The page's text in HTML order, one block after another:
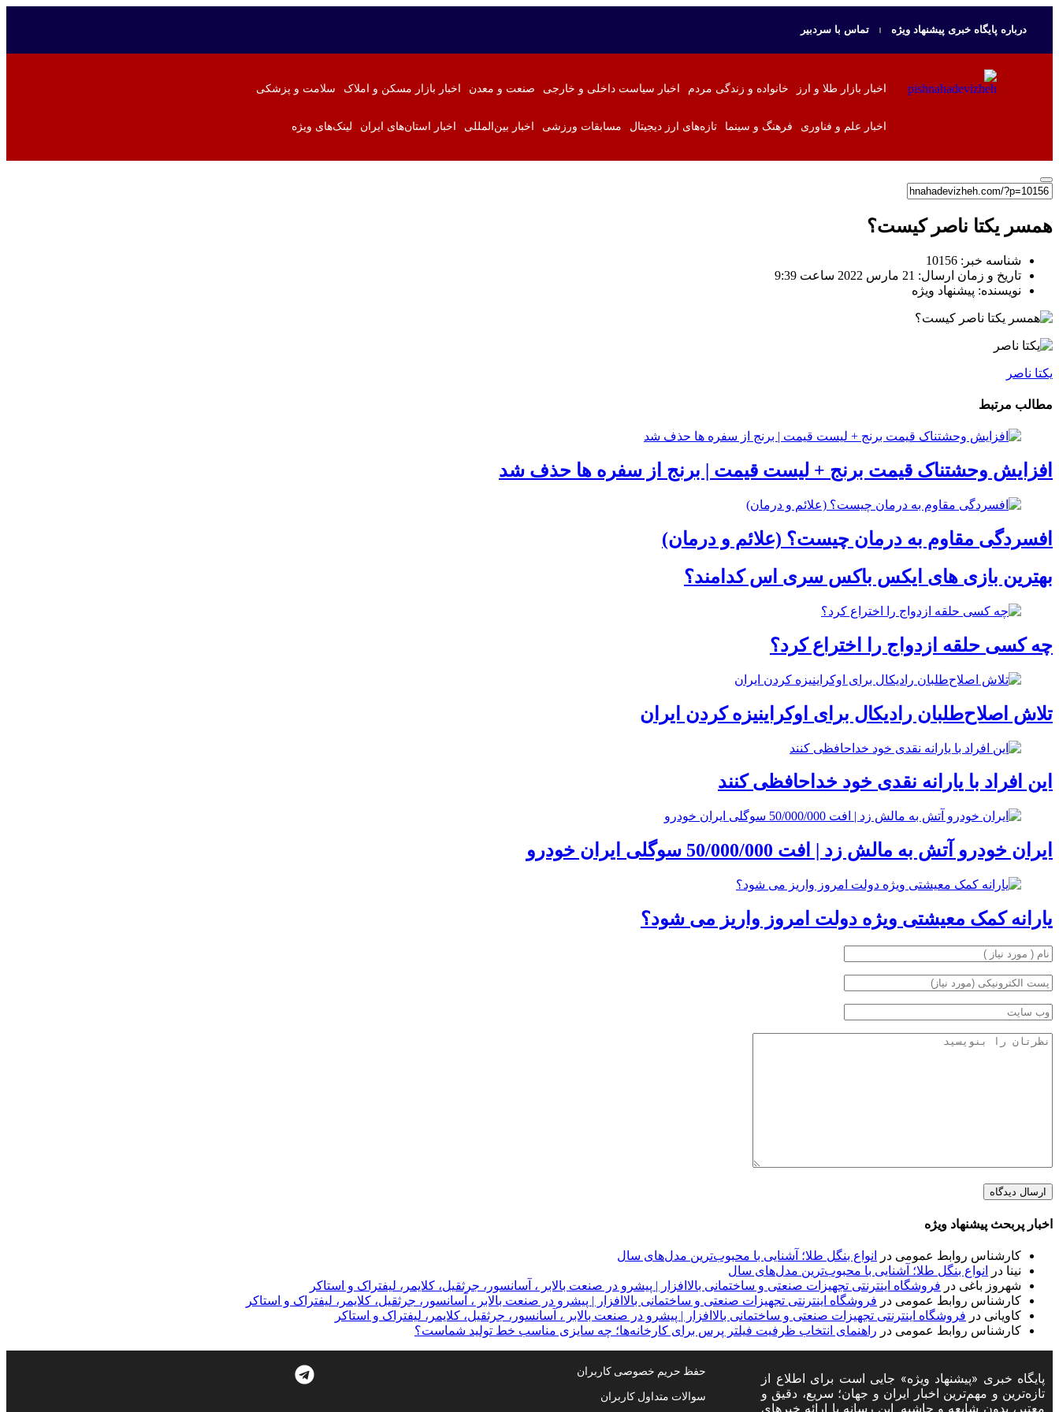
درباره پایگاه خبری پیشنهاد ویژه تماس با سردبیر
اخبار بازار طلا و ارز خانواده و زندگی مردم اخبار سیاست داخلی و خارجی صنعت و معدن اخبار بازار مسکن و املاک سلامت و پزشکی
اخبار علم و فناوری فرهنگ و سینما تازه‌های ارز دیجیتال مسابقات ورزشی اخبار بین‌المللی اخبار استان‌های ایران لینک‌های ویژه
همسر یکتا ناصر کیست؟
شناسه خبر: 10156
تاریخ و زمان ارسال: 21 مارس 2022 ساعت 9:39
نویسنده: پیشنهاد ویژه
یکتا ناصر
مطالب مرتبط
افزایش وحشتناک قیمت برنج + لیست قیمت | برنج از سفره ها حذف شد
افسردگی مقاوم به درمان چیست؟ (علائم و درمان)
بهترین بازی های ایکس باکس سری اس کدامند؟
چه کسی حلقه‌ ازدواج را اختراع کرد؟
تلاش اصلاح‌طلبان رادیکال برای اوکراینیزه کردن ایران
این افراد با یارانه نقدی خود خداحافظی کنند
ایران خودرو آتش به مالش زد | افت 50/000/000 سوگلی ایران خودرو
یارانه کمک معیشتی ویژه دولت امروز واریز می شود؟
اخبار پربحث پیشنهاد ویژه
کارشناس روابط عمومی در
انواع بنگل طلا؛ آشنایی با محبوب‌ترین مدل‌های سال
نینا در
انواع بنگل طلا؛ آشنایی با محبوب‌ترین مدل‌های سال
شهروز باغی در فروشگاه اینترنتی تجهیزات صنعتی و ساختمانی بالاافزار | پیشرو در صنعت بالابر ، آسانسور، جرثقیل، کلایمر، لیفتراک و استاکر
کارشناس روابط عمومی در فروشگاه اینترنتی تجهیزات صنعتی و ساختمانی بالاافزار | پیشرو در صنعت بالابر ، آسانسور، جرثقیل، کلایمر، لیفتراک و استاکر
کاویانی در فروشگاه اینترنتی تجهیزات صنعتی و ساختمانی بالاافزار | پیشرو در صنعت بالابر ، آسانسور، جرثقیل، کلایمر، لیفتراک و استاکر
کارشناس روابط عمومی در راهنمای انتخاب ظرفیت فیلتر پرس برای کارخانه‌ها؛ چه سایزی مناسب خط تولید شماست؟
پایگاه خبری «پیشنهاد ویژه» جایی است برای اطلاع از
تازه‌ترین و مهم‌ترین اخبار ایران و جهان؛ سریع، دقیق و
معتبر، بدون شایعه و حاشیه. این رسانه با ارائه خبرهای
حفظ حریم خصوصی کاربران
سوالات متداول کاربران